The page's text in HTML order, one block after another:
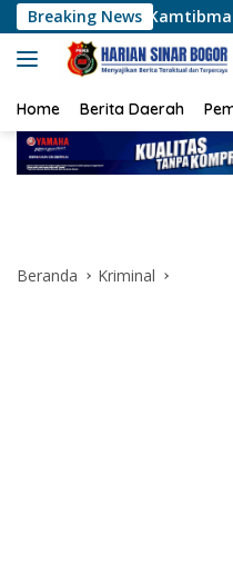
Langsung
ke
konten
Breaking NewsCegah
Home Berita Daerah
Beranda Kriminal